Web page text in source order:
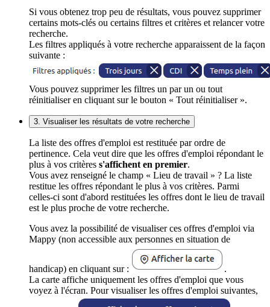
Si vous obtenez trop peu de résultats, vous pouvez supprimer
certains mots-clés ou certains filtres et critères et relancer votre
recherche.
Les filtres appliqués à votre recherche apparaissent de la façon
suivante :
Vous pouvez supprimer les filtres un par un ou tout
réinitialiser en cliquant sur le bouton « Tout réinitialiser ».
3. Visualiser les résultats de votre recherche
La liste des offres d'emploi est restituée par ordre de
pertinence. Cela veut dire que les offres d'emploi répondant le
plus à vos critères s'affichent en premier.
Vous avez renseigné le champ « Lieu de travail » ? La liste
restitue les offres répondant le plus à vos critères. Parmi
celles-ci sont d'abord restituées les offres dont le lieu de travail
est le plus proche de votre recherche.
Vous avez la possibilité de visualiser ces offres d'emploi via
Mappy (non accessible aux personnes en situation de
handicap) en cliquant sur :
.
La carte affiche uniquement les offres d'emploi que vous
voyez à l'écran. Pour visualiser les offres d'emploi suivantes,